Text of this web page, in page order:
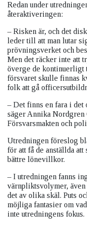
Redan under
återaktiveringen:
– Risken är, och det
leder till att man lutar
prövningsverket och
Men det räcker inte att
överge de kontinuerligt
försvaret skulle finnas
folk att gå
– Det finns en fara i det
säger Annika Nordgren
Försvarsmakten och
Utredningen föreslog
för att få de anställda
bättre lönevillkor.
– I utredningen fanns
värnpliktsvolymer, även
det av olika skäl. Puts
möjliga fantasier om
inte utredningens fokus.